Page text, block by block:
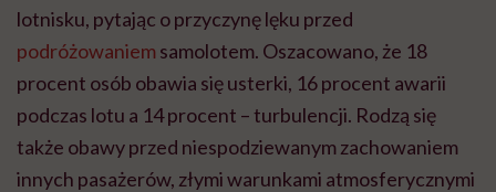
lotnisku, pytając o przyczynę lęku przed
podróżowaniem samolotem. Oszacowano, że 18
procent osób obawia się usterki, 16 procent awarii
podczas lotu a 14 procent – turbulencji. Rodzą się
także obawy przed niespodziewanym zachowaniem
innych pasażerów, złymi warunkami atmosferycznymi